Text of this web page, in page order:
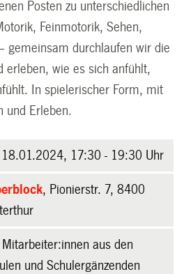
Posten zu unterschiedlichen
Feinmotorik, Sehen,
gemeinsam durchlaufen wir die
erleben, wie es sich anfühlt,
In spielerischer Form, mit
und Erleben.
18.01.2024, 17:30 - 19:30 Uhr
, Pionierstr. 7, 8400
aus den
und Schulergänzenden